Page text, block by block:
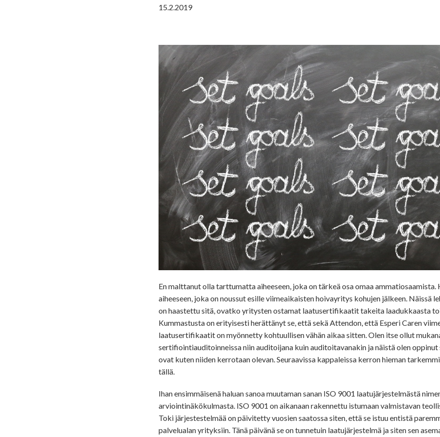
15.2.2019
En malttanut olla tarttumatta aiheeseen, joka on tärkeä osa omaa
aiheeseen, joka on noussut esille viimeaikaisten hoivayritys kohujen jälkeen. Näissä
on haastettu sitä, ovatko yritysten ostamat laatusertifikaatit takeita laadukkaasta
Kummastusta on erityisesti herättänyt se, että sekä Attendon, että Esperi Caren
laatusertifikaatit on myönnetty kohtuullisen vähän aikaa sitten. Olen itse ollut
sertifiointiauditoinneissa niin auditoijana kuin auditoitavanakin ja näistä olen oppinut
ovat kuten niiden kerrotaan olevan. Seuraavissa kappaleissa kerron hieman
tällä.
Ihan ensimmäisenä haluan sanoa muutaman sanan ISO 9001 laatujärjestelmästä
arviointinäkökulmasta. ISO 9001 on aikanaan rakennettu istumaan valmistavan
Toki järjestestelmää on päivitetty vuosien saatossa siten, että se istuu entistä
palvelualan yrityksiin. Tänä päivänä se on tunnetuin laatujärjestelmä ja siten sen